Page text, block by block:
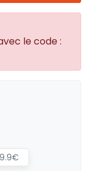
le code :